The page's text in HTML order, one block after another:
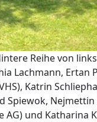
Reihe von
Lachmann, Ertan
Katrin
Spiewok,
AG) und Katharina